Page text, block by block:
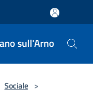
sull'Arno
Sociale >